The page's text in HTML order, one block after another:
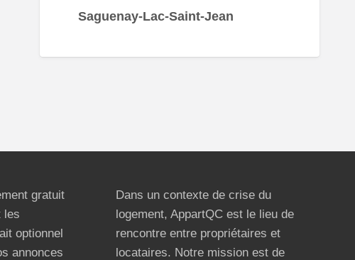
Saguenay-Lac-Saint-Jean
gratuit
les
optionnel
annonces
Dans un contexte de crise du
logement, AppartQC est le lieu de
rencontre entre propriétaires et
locataires. Notre mission est de